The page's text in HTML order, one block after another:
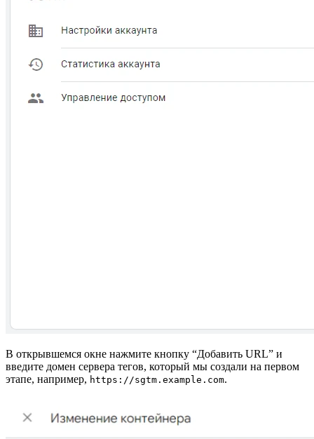
В открывшемся окне нажмите кнопку “Добавить URL” и
введите домен сервера тегов, который мы создали на первом
этапе, например, https://sgtm.example.com.